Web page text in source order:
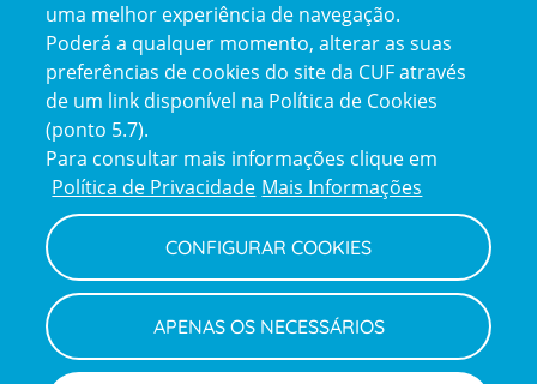
Reclamações
e
elogios
Policy
Política de Privacidade e Cookies
Termos e Condições
Declaração de Acessibilidade
Canal de Denúncias
Informações legais
uma melhor experiência de navegação.
Poderá a qualquer momento, alterar as suas
preferências de cookies do site da CUF através
de um link disponível na Política de Cookies
(ponto 5.7).
Para consultar mais informações clique em
Política de Privacidade Mais Informações
CONFIGURAR COOKIES
APENAS OS NECESSÁRIOS